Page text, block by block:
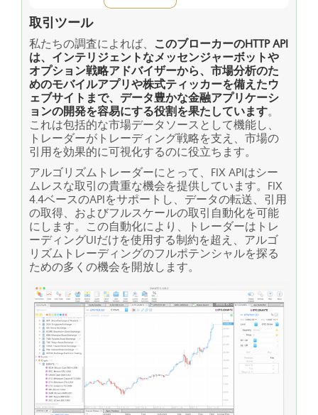
取引ツール
私たちの調査によれば、 このブローカーのHTTP API
は、インテリジェントなメッセンジャーボットや
オプション戦略アドバイザーから、市場分析のた
めのモバイルアプリや株式ティッカーを備えたウ
ェブサイトまで、データ豊かな金融アプリケーシ
ョンの開発を容易にする役割を果たしています。
これは包括的な市場データソースとして機能し、
トレーダーがトレーディング戦略を支え、市場の
引用を効果的に可視化するのに役立ちます。
アルゴリズムトレーダーにとって、FIX APIはシー
ムレスな取引の貴重な機会を提供しています。FIX
4.4ベースのAPIをサポートし、データの転送、引用
の取得、およびフルスケールの取引自動化を可能
にします。この自動化により、トレーダーはトレ
ーディングUIだけを使用する制約を超え、アルゴ
リズムトレーディングのフルポテンシャルを探る
ための多くの機会を開放します。